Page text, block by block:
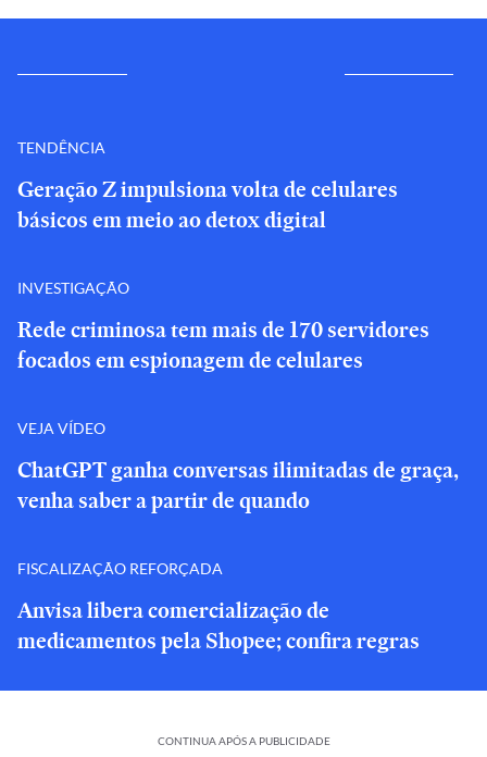
TENDÊNCIA
Geração Z impulsiona volta de celulares
básicos em meio ao detox digital
INVESTIGAÇÃO
Rede criminosa tem mais de 170 servidores
focados em espionagem de celulares
VEJA VÍDEO
ChatGPT ganha conversas ilimitadas de graça,
venha saber a partir de quando
FISCALIZAÇÃO REFORÇADA
Anvisa libera comercialização de
medicamentos pela Shopee; confira regras
CONTINUA APÓS A PUBLICIDADE